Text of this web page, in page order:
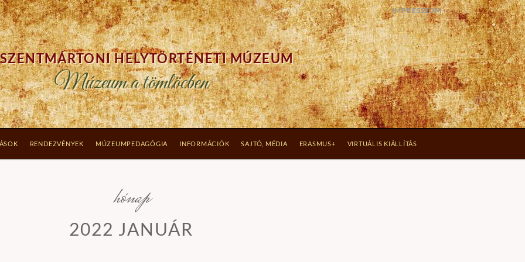
IMPRESSZUM
HELYTÖRTÉNETI MÚZEUM
Múzeum a tömlöcben
RENDEZVÉNYEK MÚZEUMPEDAGÓGIA INFORMÁCIÓK SAJTÓ, MÉDIA ERASMUS+ VIRTUÁLIS KIÁLLÍTÁS
hónap
2022 JANUÁR